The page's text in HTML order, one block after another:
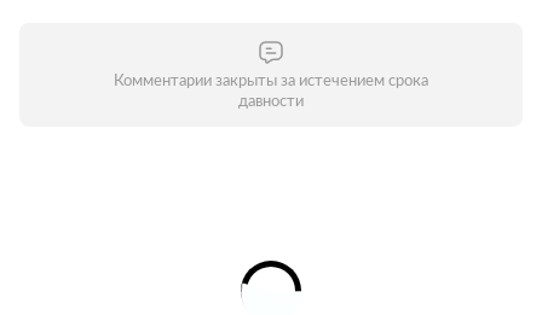
Комментарии закрыты за истечением срока
давности